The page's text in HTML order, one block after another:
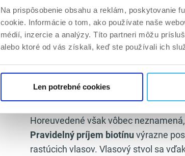
Na prispôsobenie obsahu a reklám, poskytovanie
cookie. Informácie o tom, ako používate naše
médií, inzercie a analýzy. Títo partneri môžu
alebo ktoré od vás získali, keď ste používali ich
Len potrebné cookies
zastavení padania sa dostavujú
Ak je rednutie vlasov spôsobené
androgénna alopécia) alebo
proces vypadávania nezastaví.
Pozor na rozdiel
korienkov a
Horeuvedené však vôbec
Pravidelný príjem biotínu výrazne
rastúcich vlasov. Vlasový stvol sa